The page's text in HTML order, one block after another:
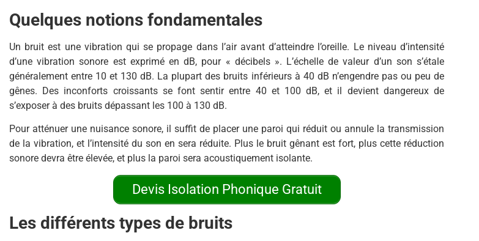
Quelques notions fondamentales
Un bruit est une vibration qui se propage dans l’air avant d’atteindre l’oreille. Le niveau d’intensité
d’une vibration sonore est exprimé en dB, pour « décibels ». L’échelle de valeur d’un son s’étale
généralement entre 10 et 130 dB. La plupart des bruits inférieurs à 40 dB n’engendre pas ou peu de
gênes. Des inconforts croissants se font sentir entre 40 et 100 dB, et il devient dangereux de
s’exposer à des bruits dépassant les 100 à 130 dB.
Pour atténuer une nuisance sonore, il suffit de placer une paroi qui réduit ou annule la transmission
de la vibration, et l’intensité du son en sera réduite. Plus le bruit gênant est fort, plus cette réduction
sonore devra être élevée, et plus la paroi sera acoustiquement isolante.
Devis Isolation Phonique Gratuit
Les différents types de bruits